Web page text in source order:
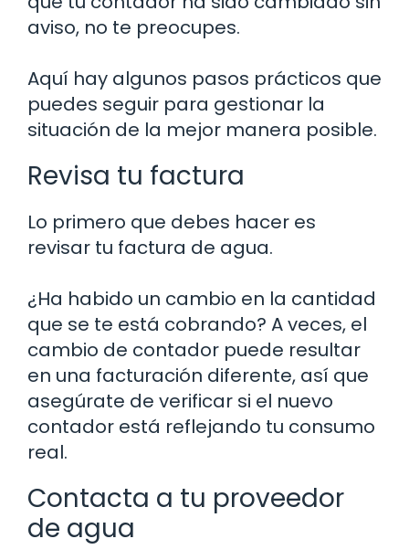
aviso, no te preocupes.
Aquí hay algunos pasos prácticos que
puedes seguir para gestionar la
situación de la mejor manera posible.
Revisa tu factura
Lo primero que debes hacer es
revisar tu factura de agua.
¿Ha habido un cambio en la cantidad
que se te está cobrando? A veces, el
cambio de contador puede resultar
en una facturación diferente, así que
asegúrate de verificar si el nuevo
contador está reflejando tu consumo
real.
Contacta a tu proveedor
de agua